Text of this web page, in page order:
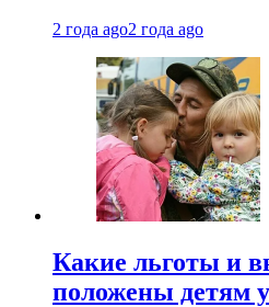
2 года ago2 года ago
Какие льготы и
положены детям